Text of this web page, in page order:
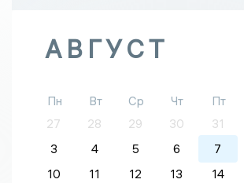
АВГУСТ
Пн Вт Ср Чт Пт
27
28 29 30 31
3
4 5 6 7
10
11 12 13 14